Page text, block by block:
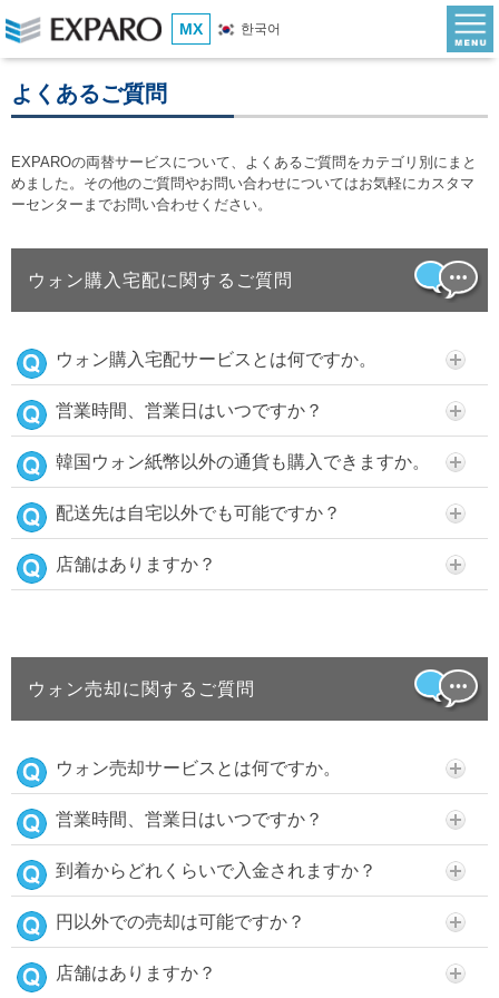
MX 한국어
よくあるご質問
EXPAROの両替サービスについて、よくあるご質問をカテゴリ別にまと
めました。その他のご質問やお問い合わせについてはお気軽にカスタマ
ーセンターまでお問い合わせください。
ウォン購入宅配に関するご質問
ウォン購入宅配サービスとは何ですか。
営業時間、営業日はいつですか？
韓国ウォン紙幣以外の通貨も購入できますか。
配送先は自宅以外でも可能ですか？
店舗はありますか？
ウォン売却に関するご質問
ウォン売却サービスとは何ですか。
営業時間、営業日はいつですか？
到着からどれくらいで入金されますか？
円以外での売却は可能ですか？
店舗はありますか？